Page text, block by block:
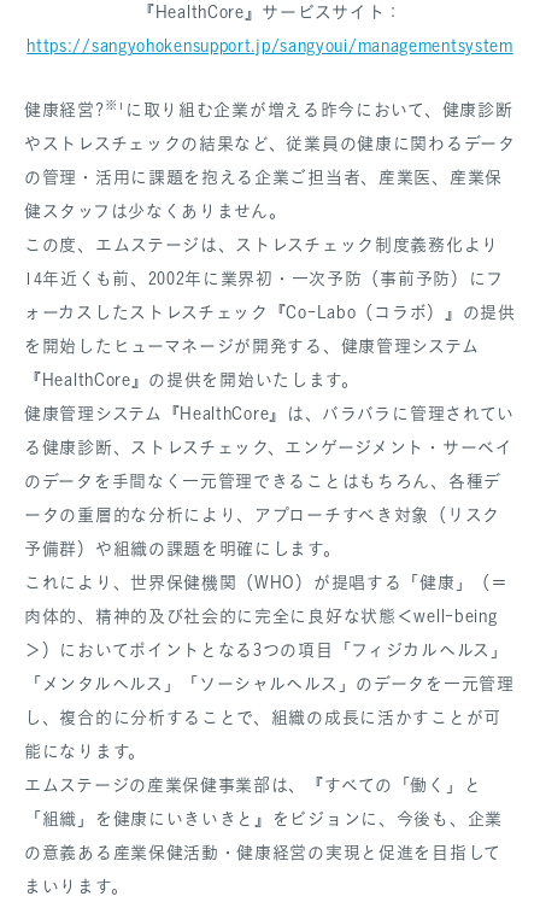
『HealthCore』サービスサイト：
https://sangyohokensupport.jp/sangyoui/managementsystem
健康経営?※ ¹に取り組む企業が増える昨今において、健康診断
やストレスチェックの結果など、従業員の健康に関わるデータ
の管理・活用に課題を抱える企業ご担当者、産業医、産業保
健スタッフは少なくありません。
この度、エムステージは、ストレスチェック制度義務化より
14年近くも前、2002年に業界初・一次予防（事前予防）にフ
ォーカスしたストレスチェック『Co-Labo（コラボ）』の提供
を開始したヒューマネージが開発する、健康管理システム
『HealthCore』の提供を開始いたします。
健康管理システム『HealthCore』は、バラバラに管理されてい
る健康診断、ストレスチェック、エンゲージメント・サーベイ
のデータを手間なく一元管理できることはもちろん、各種デ
ータの重層的な分析により、アプローチすべき対象（リスク
予備群）や組織の課題を明確にします。
これにより、世界保健機関（WHO）が提唱する「健康」（＝
肉体的、精神的及び社会的に完全に良好な状態＜well-being
＞）においてポイントとなる3つの項目「フィジカルヘルス」
「メンタルヘルス」「ソーシャルヘルス」のデータを一元管理
し、複合的に分析することで、組織の成長に活かすことが可
能になります。
エムステージの産業保健事業部は、『すべての「働く」と
「組織」を健康にいきいきと』をビジョンに、今後も、企業
の意義ある産業保健活動・健康経営の実現と促進を目指して
まいります。